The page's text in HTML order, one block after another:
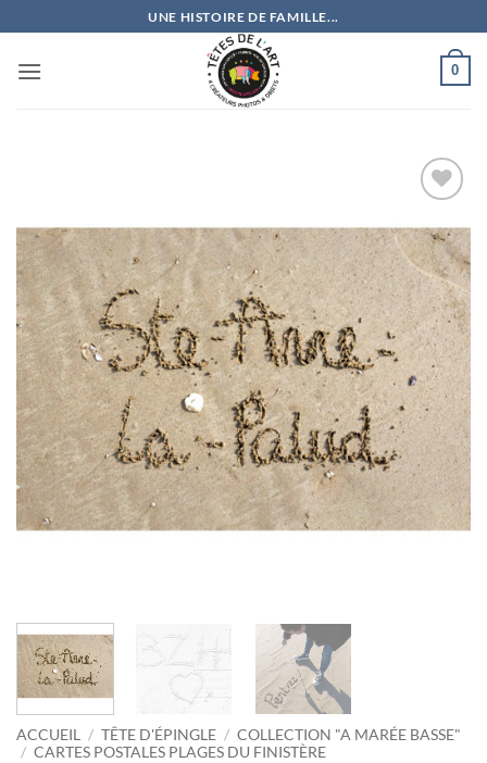
au
contenu
UNE HISTOIRE DE FAMILLE...
0
à la
wishlist
ACCUEIL / TÊTE D'ÉPINGLE / COLLECTION "A MARÉE BASSE"
/ CARTES POSTALES PLAGES DU FINISTÈRE